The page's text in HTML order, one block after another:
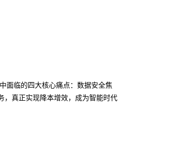
面临的四大核心痛点：数据安全焦
，真正实现降本增效，成为智能时代